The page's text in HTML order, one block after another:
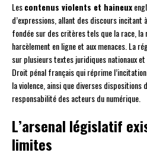
Lescontenus violents et haineux
d’expressions, allant des discours incitant
fondée sur des critères tels que la race, la
harcèlement en ligne et aux menaces. La
sur plusieurs textes juridiques nationaux
Droit pénal français qui réprime
la violence, ainsi que diverses
responsabilité des acteurs du numérique.
L’arsenal législatif
limites